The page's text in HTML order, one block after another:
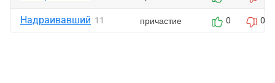
Надраивавший 11 причастие 0 0